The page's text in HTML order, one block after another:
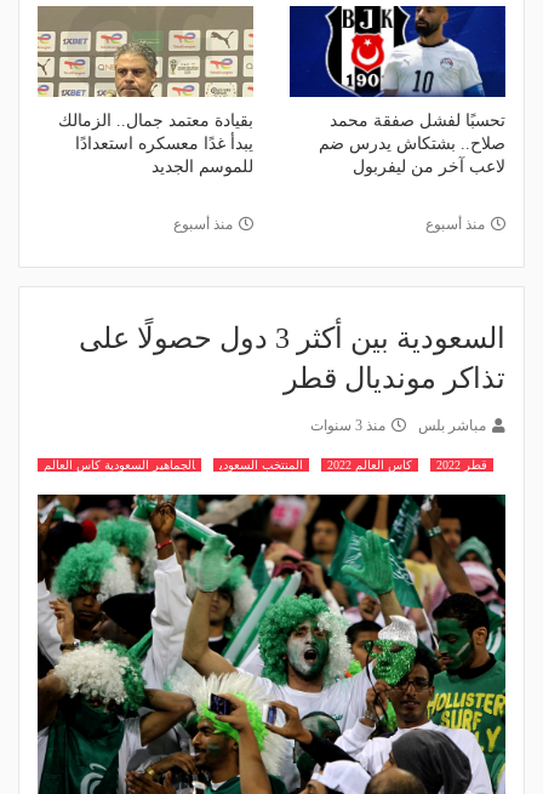
تحسبًا لفشل صفقة محمد
صلاح.. بشتكاش يدرس ضم
لاعب آخر من ليفربول
منذ أسبوع
بقيادة معتمد جمال.. الزمالك
يبدأ غدًا معسكره استعدادًا
للموسم الجديد
منذ أسبوع
السعودية بين أكثر 3 دول حصولًا على
تذاكر مونديال قطر
مباشر بلس منذ 3 سنوات
قطر 2022 كاس العالم 2022 المنتخب السعودي الجماهير السعودية كاس العالم